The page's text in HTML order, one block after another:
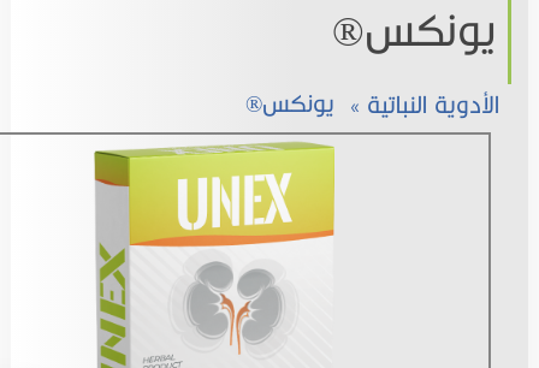
يونكس®
الأدوية النباتية » يونكس®